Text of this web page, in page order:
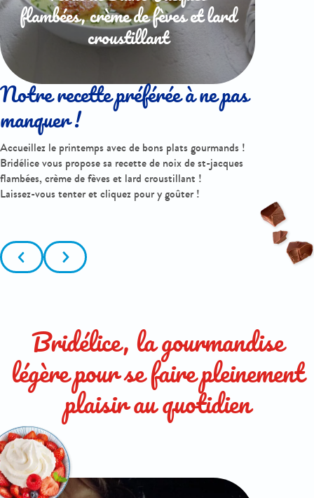
Notre recette préférée à ne pas
manquer !
Accueillez le printemps avec de bons plats gourmands !
Bridélice vous propose sa recette de noix de st-jacques
flambées, crème de fèves et lard croustillant !
Laissez-vous tenter et cliquez pour y goûter !
flambées, crème de fèves et lard
croustillant
Bridélice, la gourmandise
légère pour se faire pleinement
plaisir au quotidien